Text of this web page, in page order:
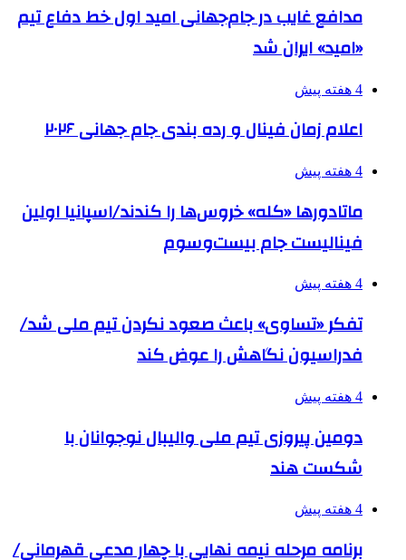
مدافع غایب در جام‌جهانی امید اول خط دفاع تیم
«امید» ایران شد
4 هفته پیش
اعلام زمان فینال و رده بندی جام جهانی ۲۰۲۶
4 هفته پیش
ماتادورها «کله» خروس‌ها را کندند/اسپانیا اولین
فینالیست جام بیست‌وسوم
4 هفته پیش
تفکر «تساوی» باعث صعود نکردن تیم ملی شد/
فدراسیون نگاهش را عوض کند
4 هفته پیش
دومین پیروزی تیم ملی والیبال نوجوانان با
شکست هند
4 هفته پیش
برنامه مرحله نیمه نهایی با چهار مدعی قهرمانی/